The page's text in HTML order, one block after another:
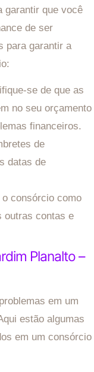
garantir que você
de ser
para garantir a
se de que as
no seu orçamento
financeiros.
de
datas de
o consórcio como
outras contas e
Planalto –
em um
estão algumas
em um consórcio